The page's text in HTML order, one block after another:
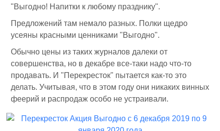
"Выгодно! Напитки к любому празднику".
Предложений там немало разных. Полки щедро
усеяны красными ценниками "Выгодно".
Обычно цены из таких журналов далеки от
совершенства, но в декабре все-таки надо что-то
продавать. И "Перекресток" пытается как-то это
делать. Учитывая, что в этом году они никаких винных
феерий и распродаж особо не устраивали.